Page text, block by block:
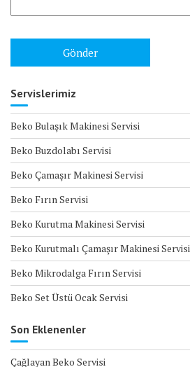
Servislerimiz
Beko Bulaşık Makinesi Servisi
Beko Buzdolabı Servisi
Beko Çamaşır Makinesi Servisi
Beko Fırın Servisi
Beko Kurutma Makinesi Servisi
Beko Kurutmalı Çamaşır Makinesi Servisi
Beko Mikrodalga Fırın Servisi
Beko Set Üstü Ocak Servisi
Son Eklenenler
Çağlayan Beko Servisi